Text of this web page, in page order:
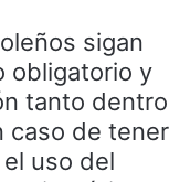
sigan
obligatorio y
tanto dentro
caso de tener
uso del